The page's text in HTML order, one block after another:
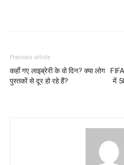
Previous article
कहाँ गए लाइब्रेरी के वो दिन? क्या लोग
पुस्तकों से दूर हो रहे हैं?
में